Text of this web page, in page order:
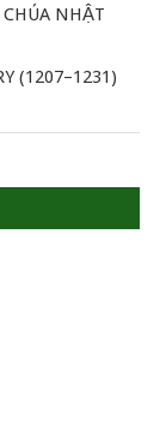
NHẬT
(1207–1231)